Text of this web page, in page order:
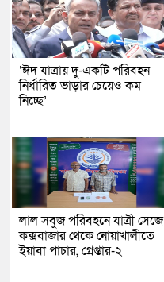
‘ঈদ যাত্রায় দু-একটি পরিবহন
নির্ধারিত ভাড়ার চেয়েও কম
নিচ্ছে’
লাল সবুজ পরিবহনে যাত্রী সেজে
কক্সবাজার থেকে নোয়াখালীতে
ইয়াবা পাচার, গ্রেপ্তার-২